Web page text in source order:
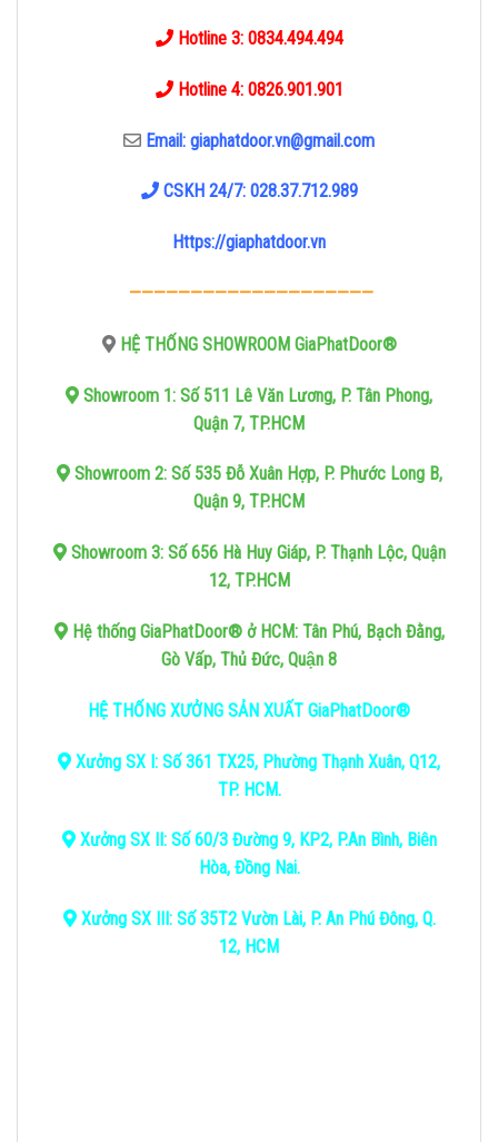
Hotline 3: 0834.494.494
Hotline 4: 0826.901.901
Email: giaphatdoor.vn@gmail.com
CSKH 24/7: 028.37.712.989
Https://giaphatdoor.vn
————————————————————
HỆ THỐNG SHOWROOM GiaPhatDoor®
Showroom 1: Số 511 Lê Văn Lương, P. Tân Phong,
Quận 7, TP.HCM
Showroom 2: Số 535 Đỗ Xuân Hợp, P. Phước Long B,
Quận 9, TP.HCM
Showroom 3: Số 656 Hà Huy Giáp, P. Thạnh Lộc, Quận
12, TP.HCM
Hệ thống GiaPhatDoor® ở HCM: Tân Phú, Bạch Đằng,
Gò Vấp, Thủ Đức, Quận 8
HỆ THỐNG XƯỞNG SẢN XUẤT GiaPhatDoor®
Xưởng SX I: Số 361 TX25, Phường Thạnh Xuân, Q12,
TP. HCM.
Xưởng SX II: Số 60/3 Đường 9, KP2, P.An Bình, Biên
Hòa, Đồng Nai.
Xưởng SX III: Số 35T2 Vườn Lài, P. An Phú Đông, Q.
12, HCM